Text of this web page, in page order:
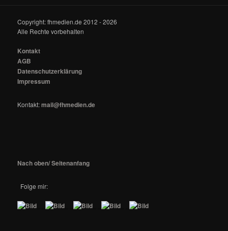
Copyright: fhmedien.de 2012 - 2026
Alle Rechte vorbehalten
Kontakt
AGB
Datenschutzerklärung
Impressum
Kontakt:mail@fhmedien.de
Nach oben/ Seitenanfang
Folge mir: